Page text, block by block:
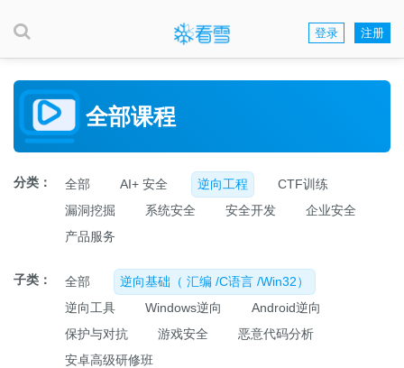
登录 注册
全部课程
分类： 全部 AI+ 安全 逆向工程
CTF训练
漏洞挖掘
系统安全 安全开发
企业安全
产品服务
子类： 全部
逆向基础（ 汇编 /C语言 /Win32）
逆向工具
Windows逆向
Android逆向
保护与对抗
游戏安全
恶意代码分析
安卓高级研修班